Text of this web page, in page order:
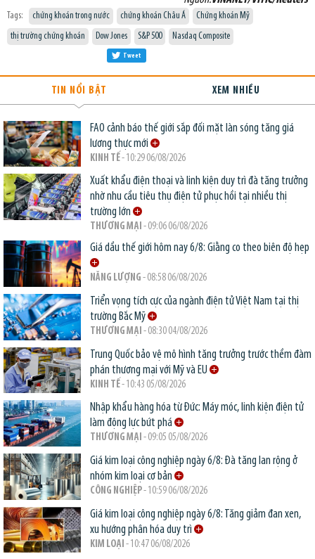
Tags: chứng khoán trong nước chứng khoán Châu Á
Chứng khoán Mỹ
thị trường chứng khoán
Dow Jones S&P 500 Nasdaq Composite
Tweet
TIN NỔI BẬT XEM NHIỀU
FAO cảnh báo thế giới sắp đối mặt làn sóng tăng giá
lương thực mới
KINH TẾ- 10:29 06/08/2026
Xuất khẩu điện thoại và linh kiện duy trì đà tăng trưởng
nhờ nhu cầu tiêu thụ điện tử phục hồi tại nhiều thị
trường lớn
THƯƠNG MẠI - 09:06 06/08/2026
Giá dầu thế giới hôm nay 6/8: Giằng co theo biên độ hẹp
NĂNG LƯỢNG - 08:58 06/08/2026
Triển vọng tích cực của ngành điện tử Việt Nam tại thị
trường Bắc Mỹ
THƯƠNG MẠI - 08:30 04/08/2026
Trung Quốc bảo vệ mô hình tăng trưởng trước thềm đàm
phán thương mại với Mỹ và EU
KINH TẾ- 10:43 05/08/2026
Nhập khẩu hàng hóa từ Đức: Máy móc, linh kiện điện tử
làm động lực bứt phá
THƯƠNG MẠI - 09:05 05/08/2026
Giá kim loại công nghiệp ngày 6/8: Đà tăng lan rộng ở
nhóm kim loại cơ bản
CÔNG NGHIỆP- 10:59 06/08/2026
Giá kim loại công nghiệp ngày 6/8: Tăng giảm đan xen,
xu hướng phân hóa duy trì
KIM LOẠI - 10:47 06/08/2026